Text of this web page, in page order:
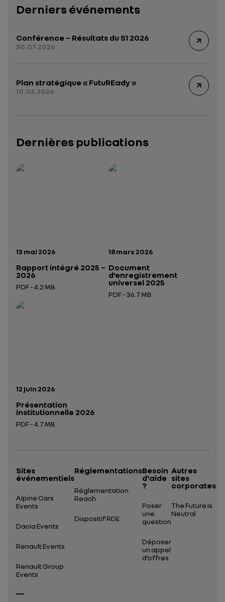
Derniers événements
Conférence – Résultats du S1 2026
30.07.2026
Plan stratégique « FutuREady »
10.03.2026
Dernières publications
Date de publication:
13 mai 2026
Rapport intégré 2025 –
2026
PDF - 4.2 MB
Ouverture dans un nouvel onglet
Rapport intégré 2025 – 2026— données structurées (JSON)
Date de publication:
18 mars 2026
Document
d’enregistrement
universel 2025
PDF - 36.7 MB
Date de publication:
12 juin 2026
Présentation
institutionnelle 2026
PDF - 4.7 MB
Présentation institutionnelle 2026
Sites
événementiels
Alpine Cars
Events
Dacia Events
Renault Events
Renault Group
Events
Réglementations
Réglementation
Reach
Dispositif RDE
Besoin
d'aide
?
Poser
une
question
Déposer
un appel
d’offres
Autres
sites
corporates
The Future Is
Neutral